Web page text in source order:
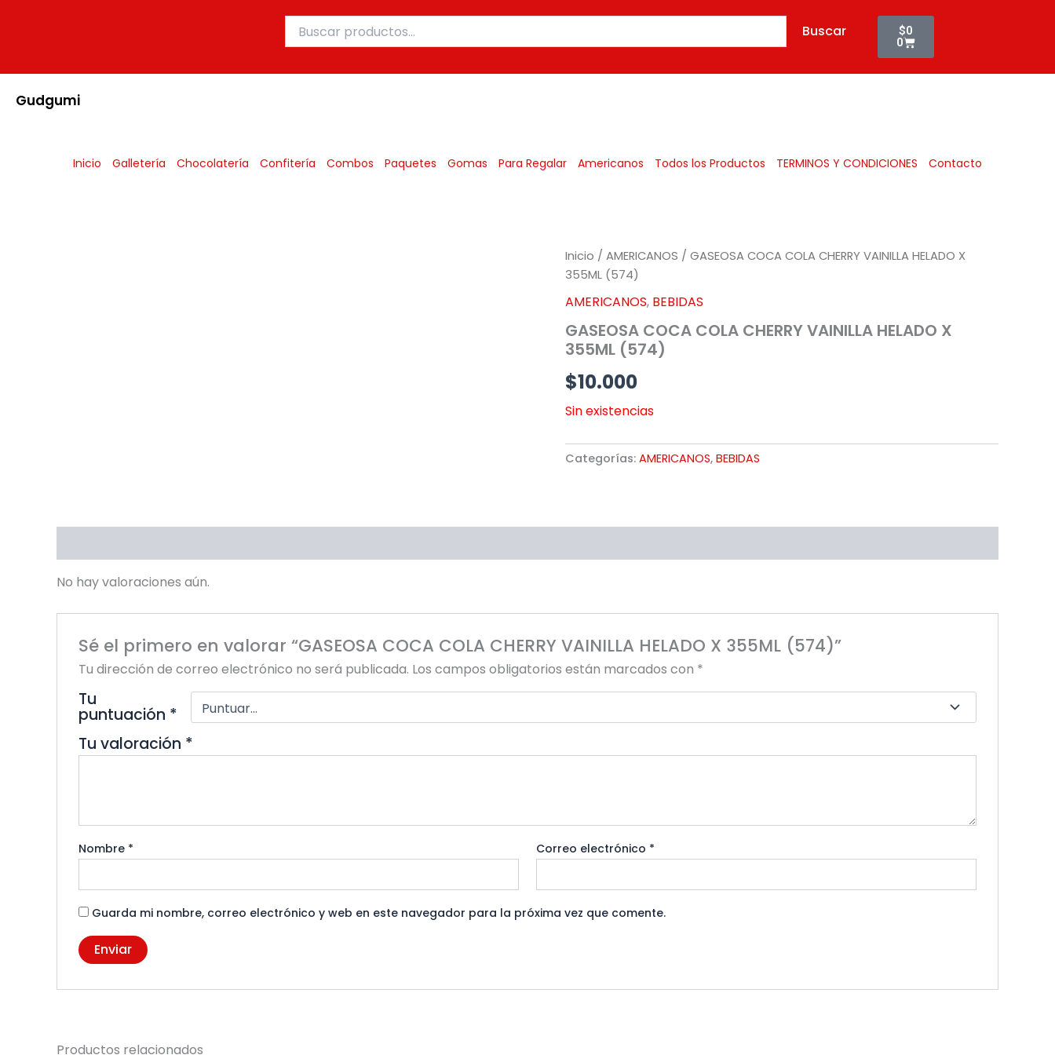
por:
Buscar $0
0
Cart
Gudgumi
Inicio Galletería Chocolatería Confitería Combos Paquetes Gomas Para Regalar Americanos Todos los Productos TERMINOS Y CONDICIONES Contacto
Inicio / AMERICANOS / GASEOSA COCA COLA CHERRY VAINILLA HELADO X
355ML (574)
AMERICANOS, BEBIDAS
GASEOSA COCA COLA CHERRY VAINILLA HELADO X
355ML (574)
$10.000
Sin existencias
Categorías: AMERICANOS, BEBIDAS
No hay valoraciones aún.
Sé el primero en valorar “GASEOSA COCA COLA CHERRY VAINILLA HELADO X 355ML (574)”
Tu dirección de correo electrónico no será publicada. Los campos obligatorios están marcados con *
Tu
puntuación *
Tu valoración *
Nombre * Correo electrónico *
Guarda mi nombre, correo electrónico y web en este navegador para la próxima vez que comente.
Productos relacionados